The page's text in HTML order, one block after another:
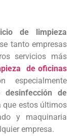
de limpieza
tanto empresas
servicios más
de oficinas
desinfección de
que estos últimos
y maquinaria
empresa.